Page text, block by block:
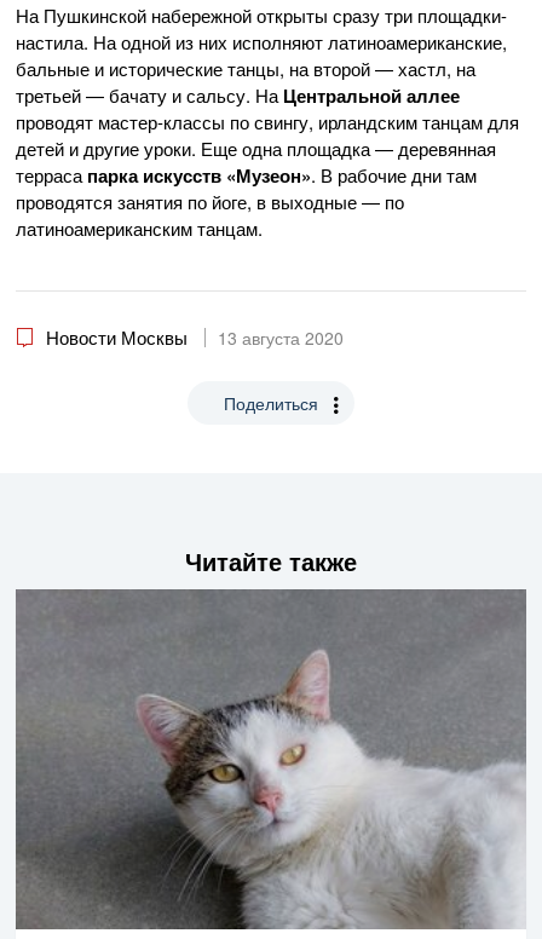
На Пушкинской набережной открыты сразу три площадки-
настила. На одной из них исполняют латиноамериканские,
бальные и исторические танцы, на второй — хастл, на
третьей — бачату и сальсу. На Центральной аллее
проводят мастер-классы по свингу, ирландским танцам для
детей и другие уроки. Еще одна площадка — деревянная
терраса парка искусств «Музеон». В рабочие дни там
проводятся занятия по йоге, в выходные — по
латиноамериканским танцам.
Новости Москвы 13 августа 2020
Поделиться
Читайте также